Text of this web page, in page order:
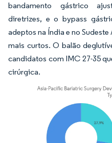
bandamento gástrico
diretrizes, e o bypass
adeptos na Índia e no
mais curtos. O balão
candidatos com IMC 27-35
cirúrgica.